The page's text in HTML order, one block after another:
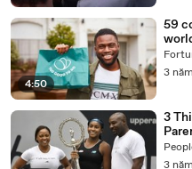
4:50
59
3
3
3